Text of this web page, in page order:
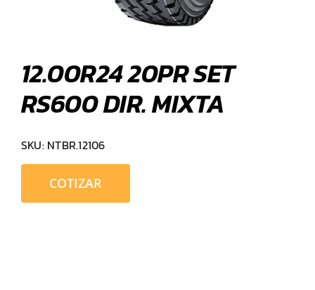
12.00R24 20PR SET
RS600 DIR. MIXTA
SKU: NTBR.12106
COTIZAR